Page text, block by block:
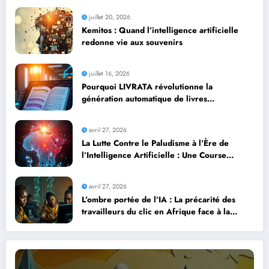
juillet 20, 2026
Kemitos : Quand l’intelligence artificielle
redonne vie aux souvenirs
juillet 16, 2026
Pourquoi LIVRATA révolutionne la
génération automatique de livres
avril 27, 2026
La Lutte Contre le Paludisme à l’Ère de
l’Intelligence Artificielle : Une Course
avril 27, 2026
L’ombre portée de l’IA : La précarité des
travailleurs du clic en Afrique face à la